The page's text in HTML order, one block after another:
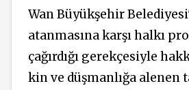
Wan Büyükşehir
atanmasına karşı halkı
çağırdığı gerekçesiyle
kin ve düşmanlığa alenen